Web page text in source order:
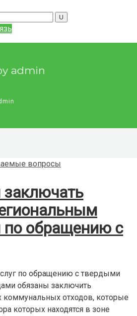
admin
вопросы
по обращению с
по обращению с твердыми
обязаны заключить
коммунальных отходов, которые
которых находятся в зоне